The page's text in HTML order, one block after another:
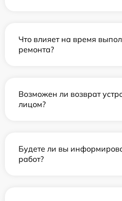
Что влияет на время
ремонта?
Возможен ли возврат
лицом?
Будете ли вы
работ?